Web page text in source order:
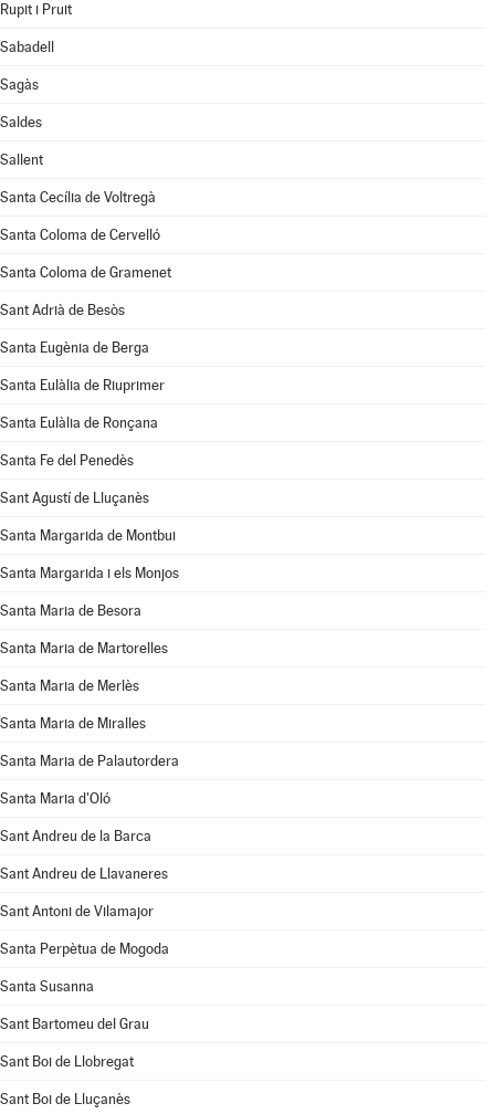
Rupit i Pruit
Sabadell
Sagàs
Saldes
Sallent
Santa Cecília de Voltregà
Santa Coloma de Cervelló
Santa Coloma de Gramenet
Sant Adrià de Besòs
Santa Eugènia de Berga
Santa Eulàlia de Riuprimer
Santa Eulàlia de Ronçana
Santa Fe del Penedès
Sant Agustí de Lluçanès
Santa Margarida de Montbui
Santa Margarida i els Monjos
Santa Maria de Besora
Santa Maria de Martorelles
Santa Maria de Merlès
Santa Maria de Miralles
Santa Maria de Palautordera
Santa Maria d'Oló
Sant Andreu de la Barca
Sant Andreu de Llavaneres
Sant Antoni de Vilamajor
Santa Perpètua de Mogoda
Santa Susanna
Sant Bartomeu del Grau
Sant Boi de Llobregat
Sant Boi de Lluçanès